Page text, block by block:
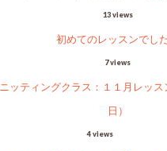
13 views
初めてのレッスンでし
7 views
ニッティングクラス：１１月レッ
日）
4 views